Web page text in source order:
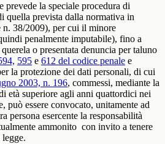
prevede la speciale procedura di
quella prevista dalla normativa in
n. 38/2009), per cui il minore
penalmente imputabile), fino a
o presentata denuncia per taluno
595 e 612 del codice penale e
la protezione dei dati personali, di cui
2003, n. 196, commessi, mediante la
età superiore agli anni quattordici nei
può essere convocato, unitamente ad
persona esercente la responsabilità
ammonito con invito a tenere